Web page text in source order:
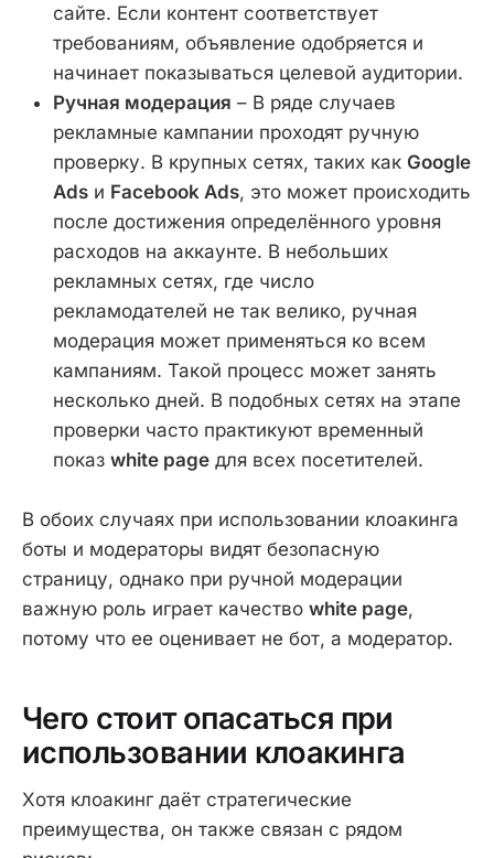
сайте. Если контент соответствует
требованиям, объявление одобряется и
начинает показываться целевой аудитории.
Ручная модерация – В ряде случаев
рекламные кампании проходят ручную
проверку. В крупных сетях, таких как Google
Ads и Facebook Ads, это может происходить
после достижения определённого уровня
расходов на аккаунте. В небольших
рекламных сетях, где число
рекламодателей не так велико, ручная
модерация может применяться ко всем
кампаниям. Такой процесс может занять
несколько дней. В подобных сетях на этапе
проверки часто практикуют временный
показ white page для всех посетителей.
В обоих случаях при использовании клоакинга
боты и модераторы видят безопасную
страницу, однако при ручной модерации
важную роль играет качество white page,
потому что ее оценивает не бот, а модератор.
Чего стоит опасаться при
использовании клоакинга
Хотя клоакинг даёт стратегические
преимущества, он также связан с рядом